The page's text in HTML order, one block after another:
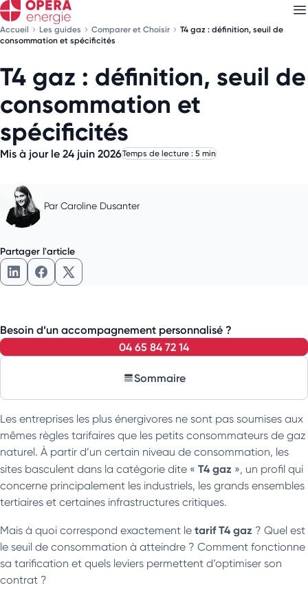
Accueil Les guides Comparer et Choisir
T4 gaz : définition, seuil de
consommation et spécificités
T4 gaz : définition, seuil de
consommation et
spécificités
Mis à jour le 24 juin 2026Temps de lecture : 5 min
Par Caroline Dusanter
Partager l'article
Partager l'article sur LinkedIn
Partager l'article sur Facebook
Partager l'article sur X
Besoin d’un accompagnement personnalisé ?
04 65 84 72 14
Sommaire
Les entreprises les plus énergivores ne sont pas soumises aux
mêmes règles tarifaires que les petits consommateurs de gaz
naturel. À partir d’un certain niveau de consommation, les
sites basculent dans la catégorie dite « T4 gaz », un profil qui
concerne principalement les industriels, les grands ensembles
tertiaires et certaines infrastructures critiques.
Mais à quoi correspond exactement le tarif T4 gaz ? Quel est
le seuil de consommation à atteindre ? Comment fonctionne
sa tarification et quels leviers permettent d’optimiser son
contrat ?
Découvrez nosnewsletters
Choisissez les newsletters qui vous intéressent